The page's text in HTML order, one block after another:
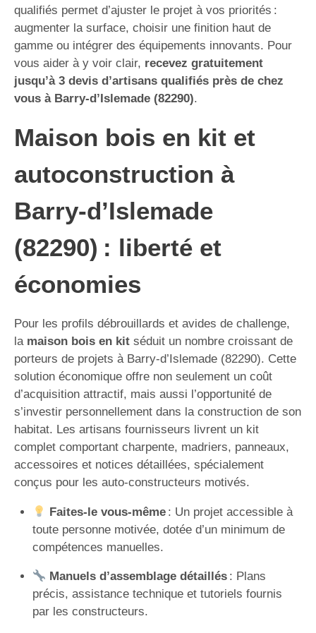
qualifiés permet d’ajuster le projet à vos priorités :
augmenter la surface, choisir une finition haut de
gamme ou intégrer des équipements innovants. Pour
vous aider à y voir clair, recevez gratuitement
jusqu’à 3 devis d’artisans qualifiés près de chez
vous à Barry-d’Islemade (82290).
Maison bois en kit et
autoconstruction à
Barry-d’Islemade
(82290) : liberté et
économies
Pour les profils débrouillards et avides de challenge,
la maison bois en kit séduit un nombre croissant de
porteurs de projets à Barry-d’Islemade (82290). Cette
solution économique offre non seulement un coût
d’acquisition attractif, mais aussi l’opportunité de
s’investir personnellement dans la construction de son
habitat. Les artisans fournisseurs livrent un kit
complet comportant charpente, madriers, panneaux,
accessoires et notices détaillées, spécialement
conçus pour les auto-constructeurs motivés.
Faites-le vous-même: Un projet accessible à
toute personne motivée, dotée d’un minimum de
compétences manuelles.
Manuels d’assemblage détaillés: Plans
précis, assistance technique et tutoriels fournis
par les constructeurs.